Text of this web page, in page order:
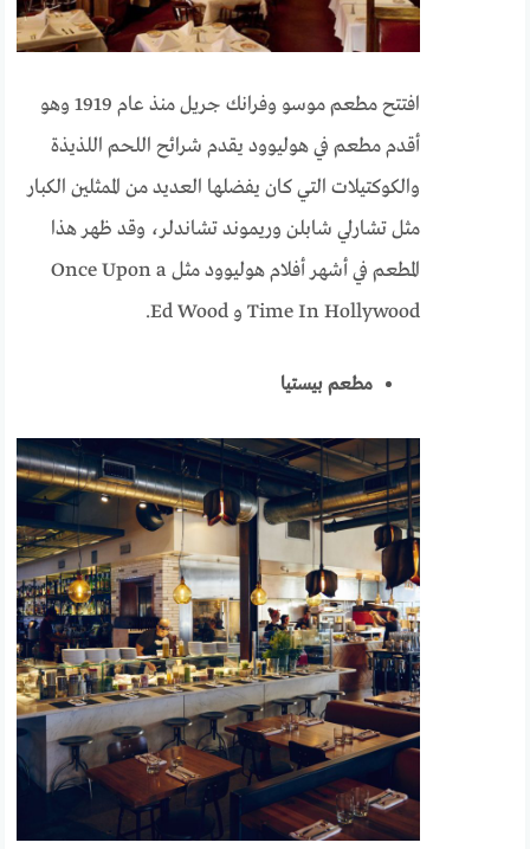
افتتح مطعم موسو وفرانك جريل منذ عام 1919 وهو
أقدم مطعم في هوليوود يقدم شرائح اللحم اللذيذة
والكوكتيلات التي كان يفضلها العديد من الممثلين الكبار
مثل تشارلي شابلن وريموند تشاندلر، وقد ظهر هذا
المطعم في أشهر أفلام هوليوود مثل Once Upon a
Time In Hollywood و Ed Wood.
مطعم بيستيا